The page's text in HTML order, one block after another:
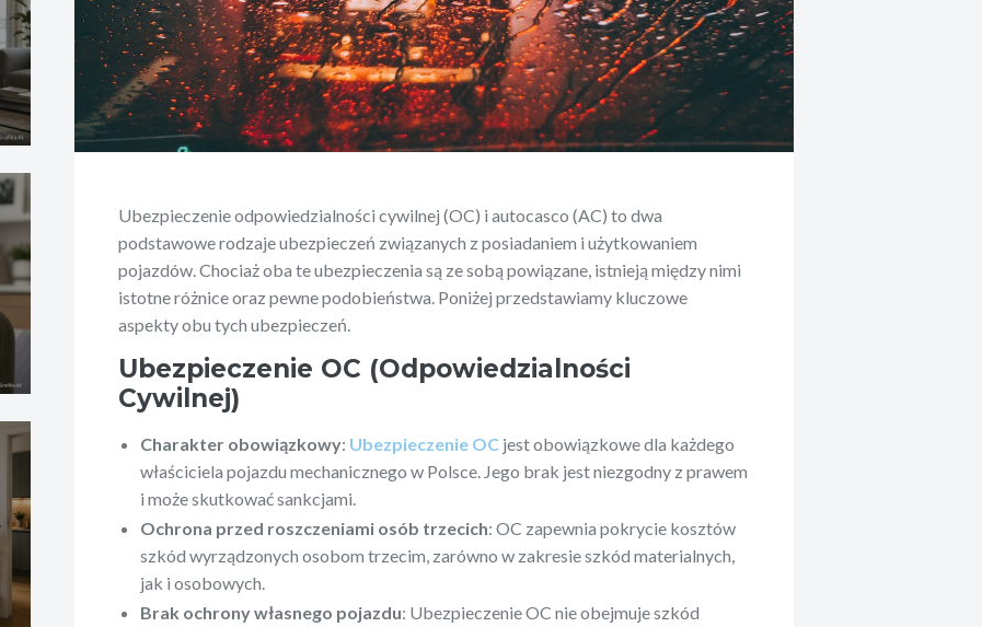
Ubezpieczenie odpowiedzialności cywilnej (OC) i autocasco (AC) to dwa
podstawowe rodzaje ubezpieczeń związanych z posiadaniem i użytkowaniem
pojazdów. Chociaż oba te ubezpieczenia są ze sobą powiązane, istnieją między nimi
istotne różnice oraz pewne podobieństwa. Poniżej przedstawiamy kluczowe
aspekty obu tych ubezpieczeń.
Ubezpieczenie OC (Odpowiedzialności
Cywilnej)
Charakter obowiązkowy: Ubezpieczenie OC jest obowiązkowe dla każdego
właściciela pojazdu mechanicznego w Polsce. Jego brak jest niezgodny z prawem
i może skutkować sankcjami.
Ochrona przed roszczeniami osób trzecich: OC zapewnia pokrycie kosztów
szkód wyrządzonych osobom trzecim, zarówno w zakresie szkód materialnych,
jak i osobowych.
Brak ochrony własnego pojazdu: Ubezpieczenie OC nie obejmuje szkód